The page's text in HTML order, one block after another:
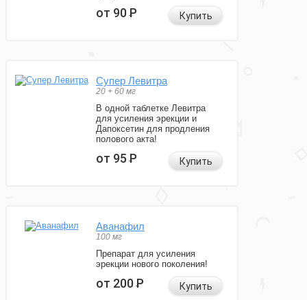
от 90Р Купить
Супер Левитра
20 + 60 мг
В одной таблетке Левитра
для усиления эрекции и
Дапоксетин для продления
полового акта!
от 95Р Купить
Аванафил
100 мг
Препарат для усиления
эрекции нового поколения!
от 200Р Купить